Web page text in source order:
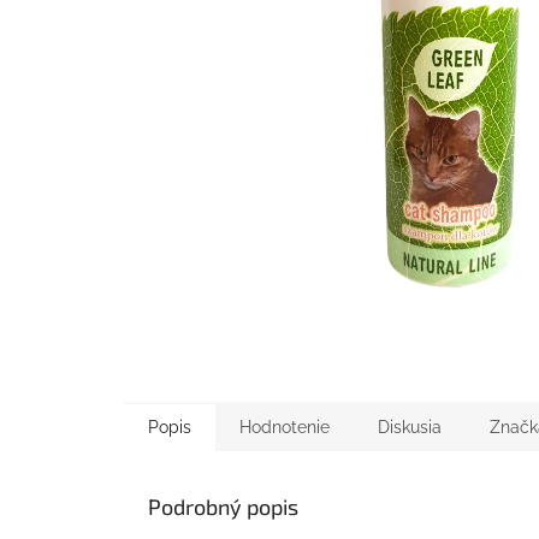
Popis Hodnotenie Diskusia
Podrobný popis